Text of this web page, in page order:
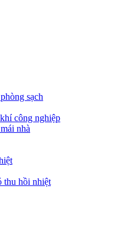
sạch
công nghiệp
nhà
thu hồi nhiệt